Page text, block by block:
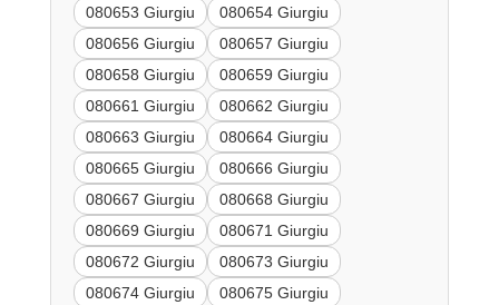
080653 Giurgiu
080654 Giurgiu
080656 Giurgiu
080657 Giurgiu
080658 Giurgiu
080659 Giurgiu
080661 Giurgiu
080662 Giurgiu
080663 Giurgiu
080664 Giurgiu
080665 Giurgiu
080666 Giurgiu
080667 Giurgiu
080668 Giurgiu
080669 Giurgiu
080671 Giurgiu
080672 Giurgiu
080673 Giurgiu
080674 Giurgiu
080675 Giurgiu